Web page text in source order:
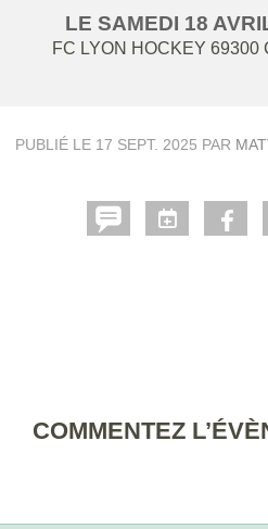
LE SAMEDI 18
FC LYON HOCKEY 69300
PUBLIÉ LE 17 SEPT. 2025 PAR
COMMENTEZ